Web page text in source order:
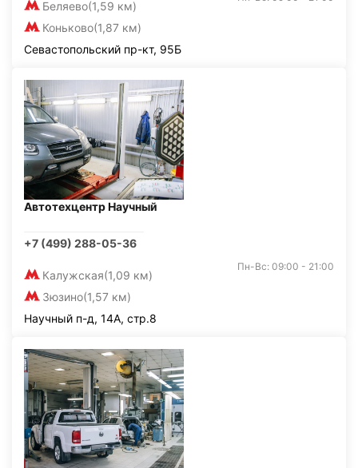
Беляево(1,59 км)
Коньково(1,87 км)
Севастопольский пр-кт, 95Б
Автотехцентр Научный
+7 (499) 288-05-36
Калужская(1,09 км)
Зюзино(1,57 км)
Пн-Вс: 09:00 - 21:00
Научный п-д, 14А, стр.8